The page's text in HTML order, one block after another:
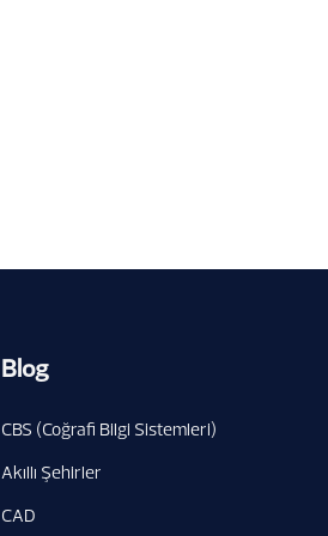
Blog
CBS (Coğrafi Bilgi Sistemleri)
Akıllı Şehirler
CAD